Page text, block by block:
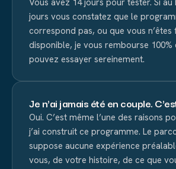
Vous avez 14 jours pour tester. Si
jours vous constatez que le
correspond pas, ou que vous n’êtes
disponible, je vous rembourse 100%
pouvez essayer sereinement.
Je n'ai jamais été en couple.
Oui. C’est même l’une des raisons
j’ai construit ce programme. Le
suppose aucune expérience
vous, de votre histoire, de ce que